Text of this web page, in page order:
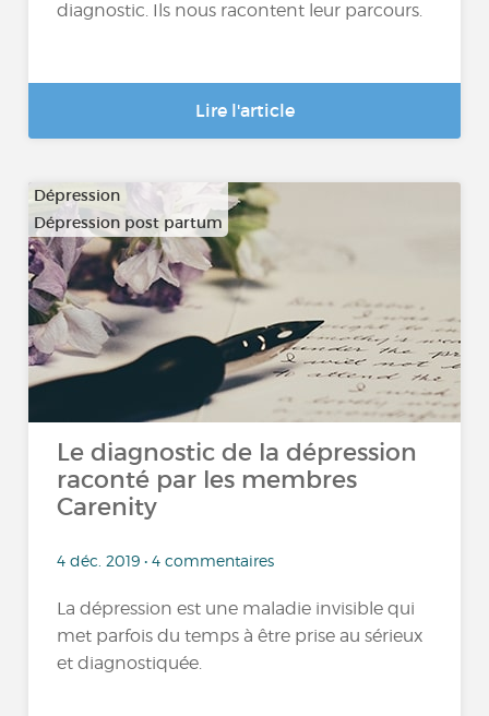
diagnostic. Ils nous racontent leur parcours.
Lire l'article
Dépression
Dépression post partum
Le diagnostic de la dépression
raconté par les membres
Carenity
4 déc. 2019 • 4 commentaires
La dépression est une maladie invisible qui
met parfois du temps à être prise au sérieux
et diagnostiquée.